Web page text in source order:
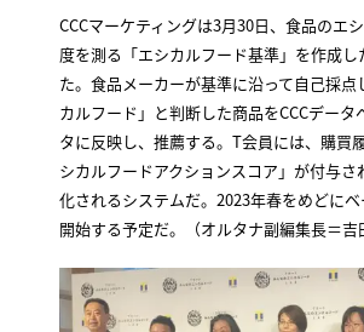
CCCマーケティングは3月30日、食品のエシ
度を測る「エシカルフード基準」を作成し
た。食品メーカーが基準に沿って自己採点
カルフード」と判断した商品をCCCデータ
タに反映し、推薦する。T会員には、購買
シカルフードアクションスコア」が付与さ
化されるシステムだ。2023年春をめどに
開始する予定だ。（オルタナ副編集長＝吉